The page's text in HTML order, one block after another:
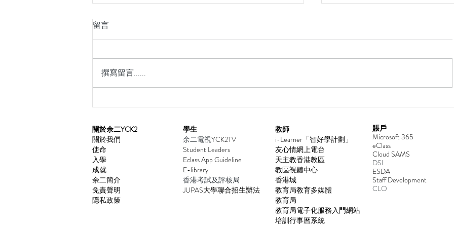
留言
撰寫留言......
​關於余二YCK2
關於我們
使命
入學
成就
余二簡介
免責聲明
隱私政策
學生
余二電視YCK2TV
Student Leaders
Eclass App Guideline
E-library
香港考試及評核局
JUPAS大學聯合招生辦法
教師
i-Learner「智好學計劃」
友心情網上電台
天主教香港教區
教區視聽中心
香港城
教育局教育多媒體
教育局
教育局電子化服務入門網站
培訓行事曆系統
賬戶
Microsoft 365
eClass
Cloud SAMS
DSI
ESDA
​Staff Development
CLO